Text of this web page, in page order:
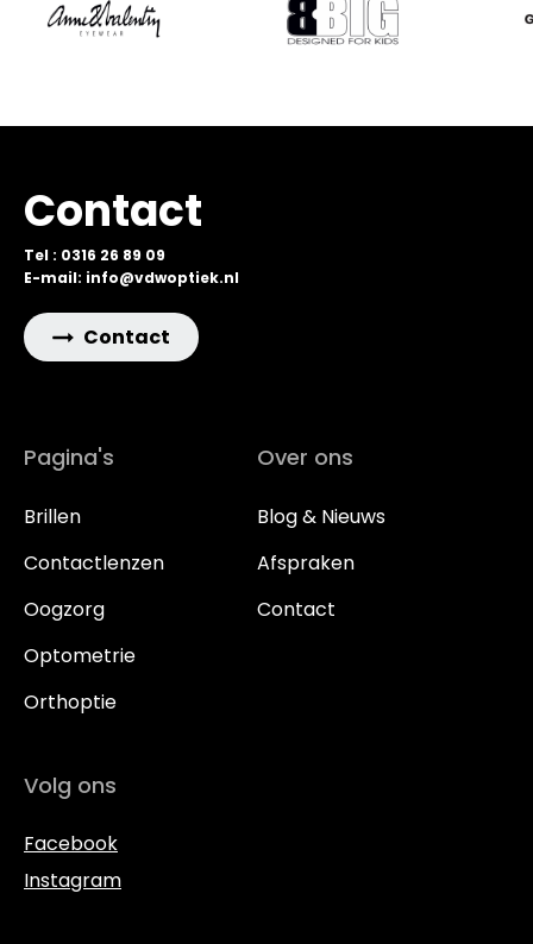
Contact
Tel : 0316 26 89 09
E-mail: info@vdwoptiek.nl
Contact
Pagina's
Brillen
Contactlenzen
Oogzorg
Optometrie
Orthoptie
Over ons
Blog & Nieuws
Afspraken
Contact
Volg ons
Facebook
Instagram